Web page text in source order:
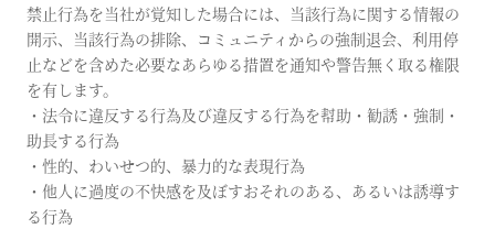
禁止行為を当社が覚知した場合には、当該行為に関する情報の
開示、当該行為の排除、コミュニティからの強制退会、利用停
止などを含めた必要なあらゆる措置を通知や警告無く取る権限
を有します。
・法令に違反する行為及び違反する行為を幇助・勧誘・強制・
助長する行為
・性的、わいせつ的、暴力的な表現行為
・他人に過度の不快感を及ぼすおそれのある、あるいは誘導す
る行為